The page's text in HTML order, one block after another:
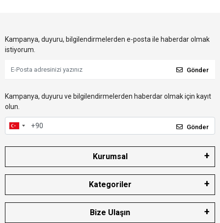
Kampanya, duyuru, bilgilendirmelerden e-posta ile haberdar olmak
istiyorum.
Gönder
Kampanya, duyuru ve bilgilendirmelerden haberdar olmak için kayıt
olun.
Gönder
Kurumsal
Kategoriler
Bize Ulaşın